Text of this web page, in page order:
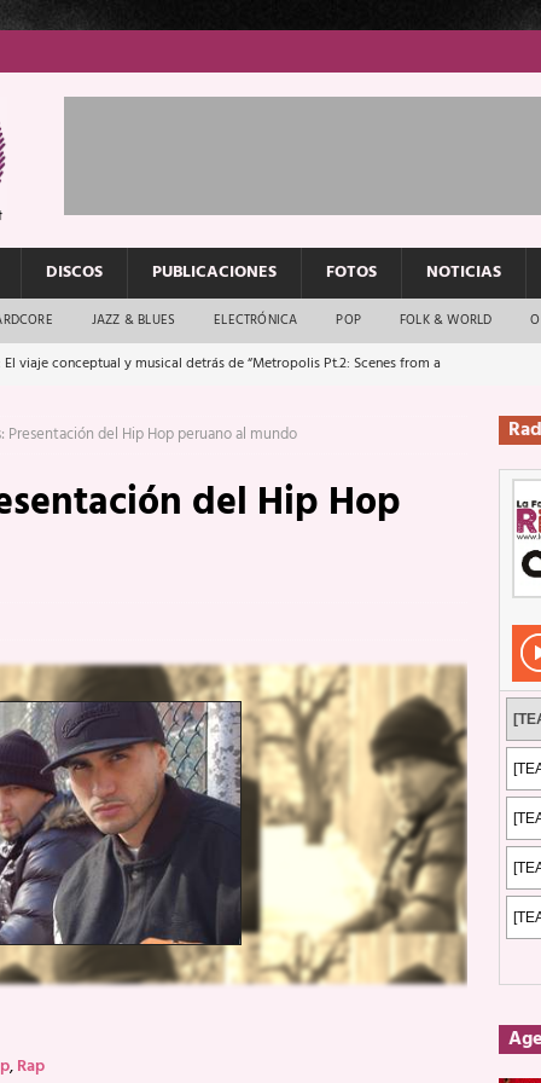
DISCOS PUBLICACIONES FOTOS NOTICIAS
JAZZ & BLUES ELECTRÓNICA POP FOLK & WORLD
El viaje conceptual y musical detrás de “Metropolis Pt.2: Scenes from a
El rock urbano sigue en buenas manos
ENTREVISTAS
que van a escucharte te saludan
ENTREVISTAS
REPORTAJES
certificados
La historia de Nintendo Vol. 2 PUBLICACIONES
Presentación del Hip Hop peruano al mundo
del Hip Hop
,Rap